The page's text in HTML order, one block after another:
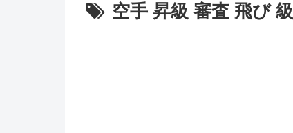
空手 昇級 審査 飛び 級